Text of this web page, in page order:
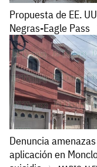
Propuesta de EE.
Negras-Eagle Pass
Denuncia
aplicación en